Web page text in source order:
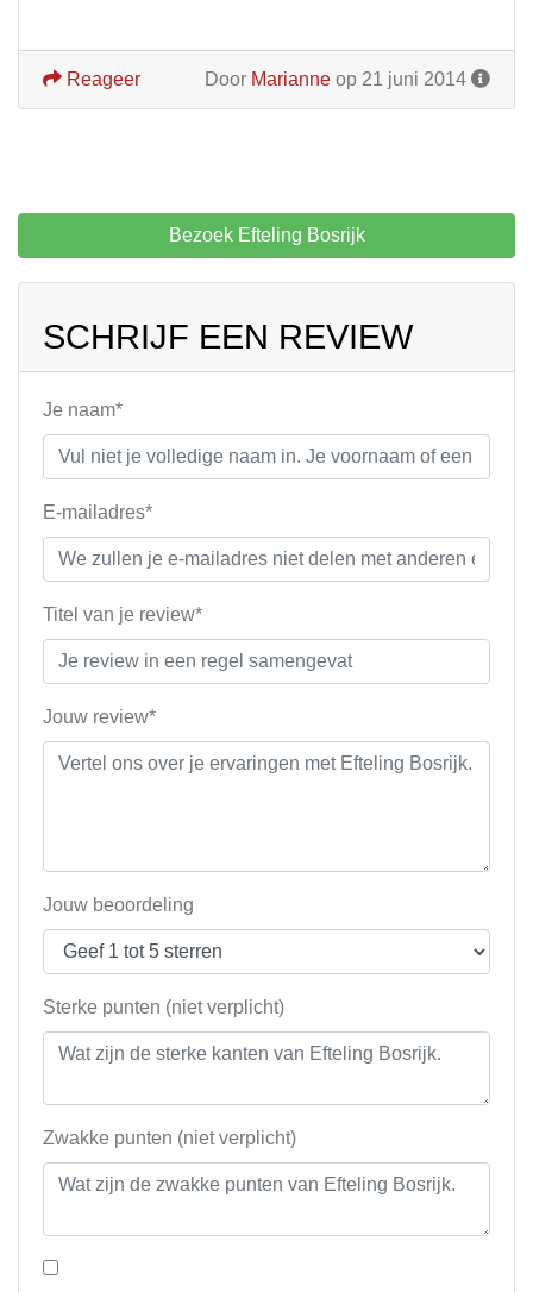
Door Marianne op 21 juni 2014
Reageer
Bezoek Efteling Bosrijk
SCHRIJF EEN REVIEW
Je naam*
E-mailadres*
Titel van je review*
Jouw review*
Jouw beoordeling
Sterke punten (niet verplicht)
Zwakke punten (niet verplicht)